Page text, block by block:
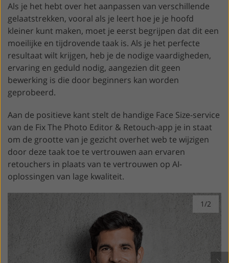
Als je het hebt over het aanpassen van verschillende
gelaatstrekken, vooral als je leert hoe je je hoofd
kleiner kunt maken, moet je eerst begrijpen dat dit een
moeilijke en tijdrovende taak is. Als je het perfecte
resultaat wilt krijgen, heb je de nodige vaardigheden,
ervaring en geduld nodig, aangezien dit geen
bewerking is die door beginners kan worden
geprobeerd.
Aan de positieve kant stelt de handige Face Size-service
van de Fix The Photo Editor & Retouch-app je in staat
om de grootte van je gezicht overhet web te wijzigen
door deze taak toe te vertrouwen aan ervaren
retouchers in plaats van te vertrouwen op AI-
oplossingen van lage kwaliteit.
1/2